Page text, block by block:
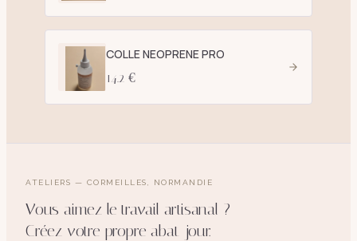
COLLE NEOPRENE PRO
14.2 €
ATELIERS — CORMEILLES, NORMANDIE
Vous aimez le travail artisanal ?
Créez votre propre abat-jour.